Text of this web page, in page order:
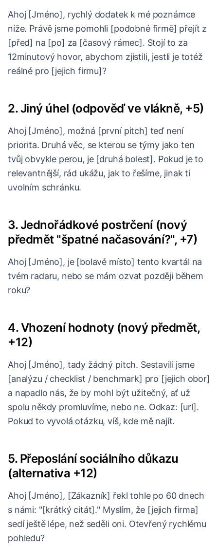
Ahoj [Jméno], rychlý dodatek k mé poznámce
níže. Právě jsme pomohli [podobné firmě] přejít z
[před] na [po] za [časový rámec]. Stojí to za
12minutový hovor, abychom zjistili, jestli je totéž
reálné pro [jejich firmu]?
2. Jiný úhel (odpověď ve vlákně, +5)
Ahoj [Jméno], možná [první pitch] teď není
priorita. Druhá věc, se kterou se týmy jako ten
tvůj obvykle perou, je [druhá bolest]. Pokud je to
relevantnější, rád ukážu, jak to řešíme, jinak ti
uvolním schránku.
3. Jednořádkové postrčení (nový
předmět "špatné načasování?", +7)
Ahoj [Jméno], je [bolavé místo] tento kvartál na
tvém radaru, nebo se mám ozvat později během
roku?
4. Vhození hodnoty (nový předmět,
+12)
Ahoj [Jméno], tady žádný pitch. Sestavili jsme
[analýzu / checklist / benchmark] pro [jejich obor]
a napadlo nás, že by mohl být užitečný, ať už
spolu někdy promluvíme, nebo ne. Odkaz: [url].
Pokud to vyvolá otázku, víš, kde mě najít.
5. Přeposlání sociálního důkazu
(alternativa +12)
Ahoj [Jméno], [Zákazník] řekl tohle po 60 dnech
s námi: "[krátký citát]." Myslím, že [jejich firma]
sedí ještě lépe, než seděli oni. Otevřený rychlému
pohledu?